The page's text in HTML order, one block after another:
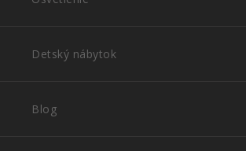
Detský nábytok
Blog